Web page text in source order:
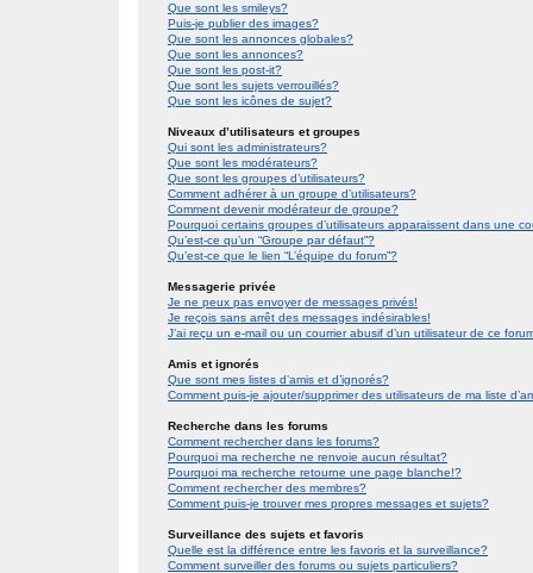
Que sont les smileys?
Puis-je publier des images?
Que sont les annonces globales?
Que sont les annonces?
Que sont les post-it?
Que sont les sujets verrouillés?
Que sont les icônes de sujet?
Niveaux d’utilisateurs et groupes
Qui sont les administrateurs?
Que sont les modérateurs?
Que sont les groupes d’utilisateurs?
Comment adhérer à un groupe d’utilisateurs?
Comment devenir modérateur de groupe?
Pourquoi certains groupes d’utilisateurs apparaissent dans une
Qu’est-ce qu’un “Groupe par défaut”?
Qu’est-ce que le lien “L’équipe du forum”?
Messagerie privée
Je ne peux pas envoyer de messages privés!
Je reçois sans arrêt des messages indésirables!
J’ai reçu un e-mail ou un courrier abusif d’un utilisateur de ce
Amis et ignorés
Que sont mes listes d’amis et d’ignorés?
Comment puis-je ajouter/supprimer des utilisateurs de ma liste
Recherche dans les forums
Comment rechercher dans les forums?
Pourquoi ma recherche ne renvoie aucun résultat?
Pourquoi ma recherche retourne une page blanche!?
Comment rechercher des membres?
Comment puis-je trouver mes propres messages et sujets?
Surveillance des sujets et favoris
Quelle est la différence entre les favoris et la surveillance?
Comment surveiller des forums ou sujets particuliers?